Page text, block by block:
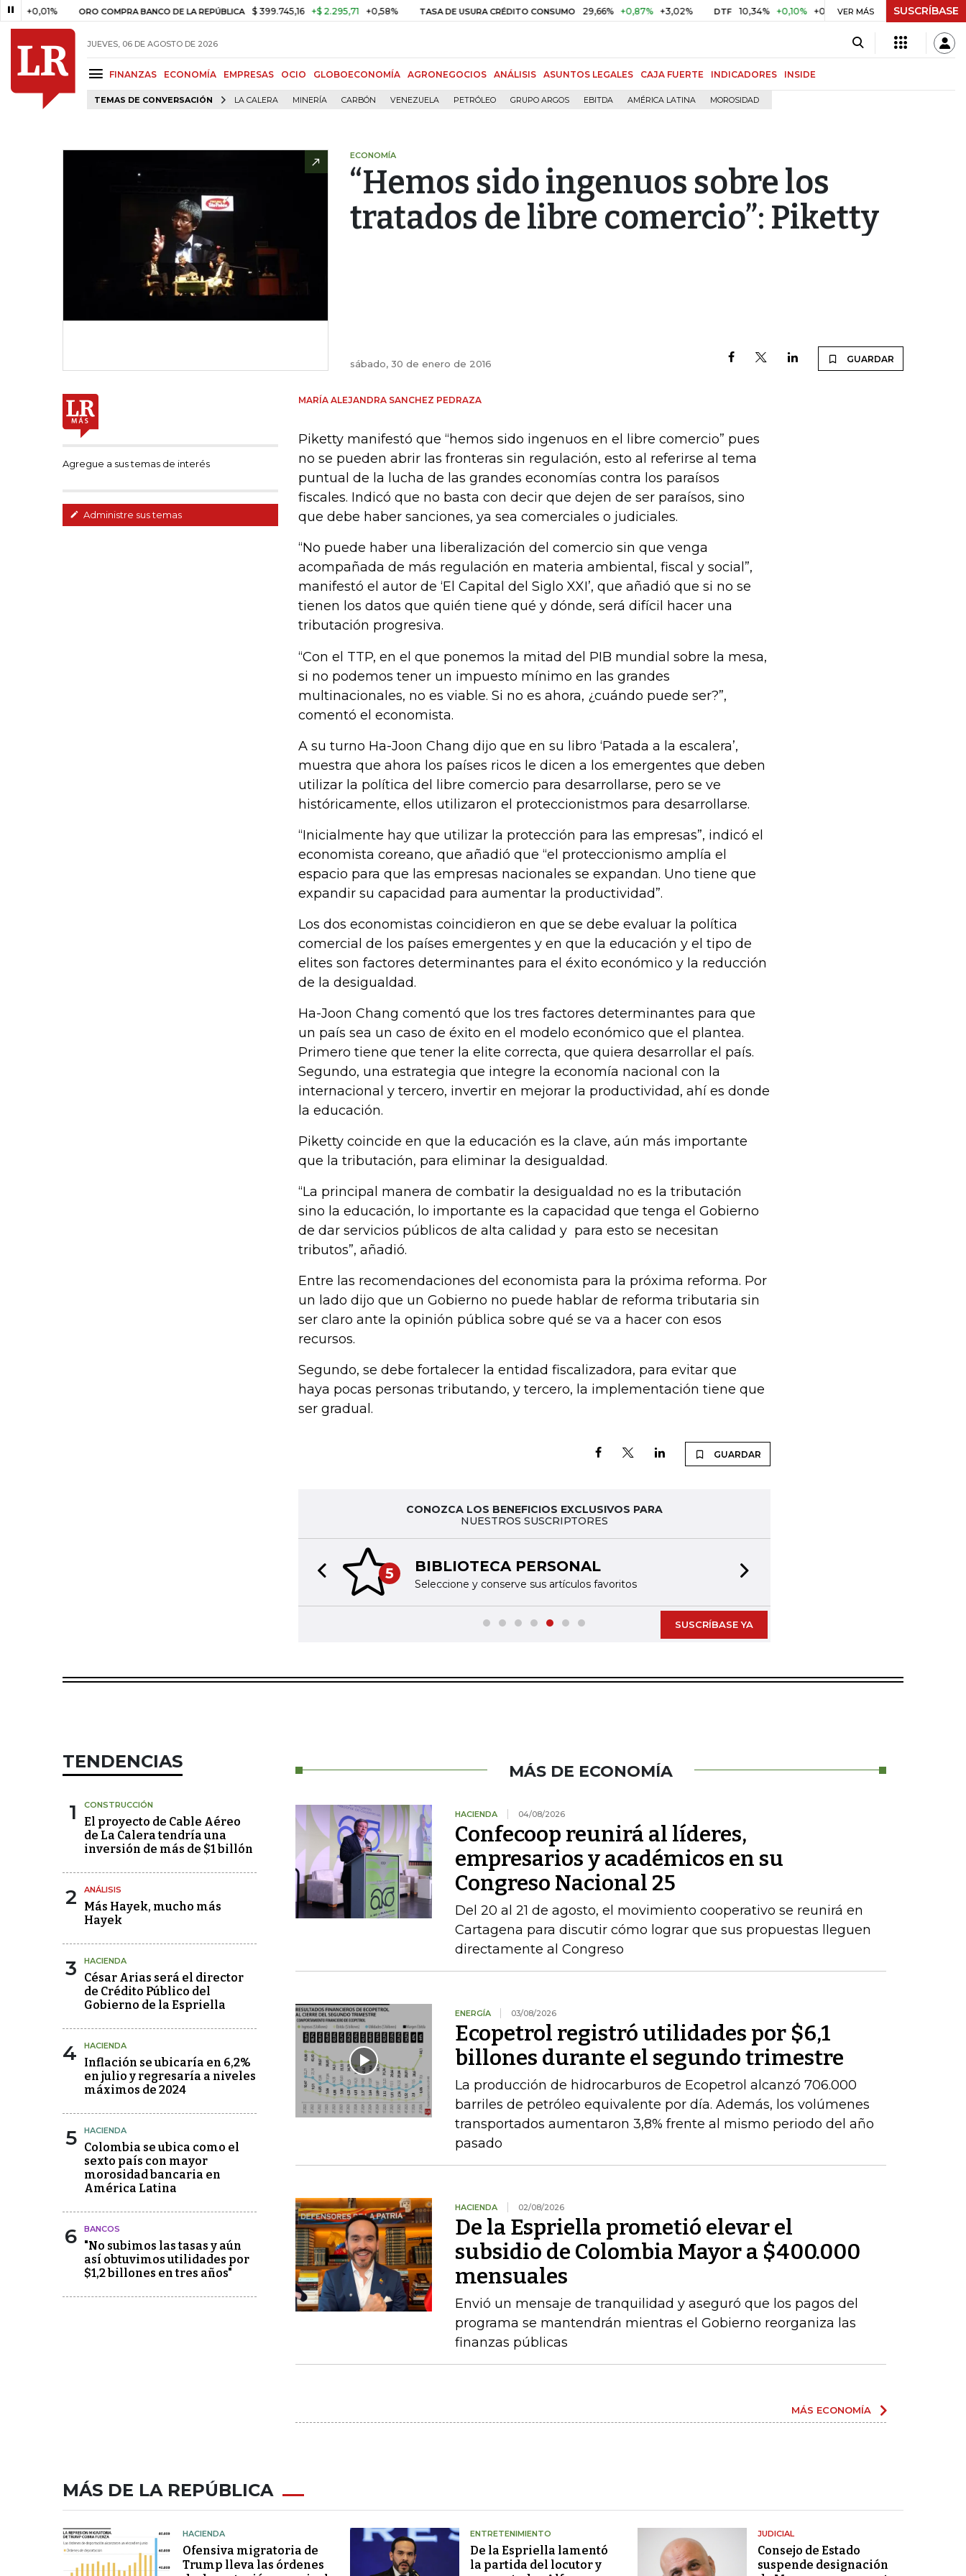
ORO COMPRA BANCO DE LA REPÚBLICA $ 399.745,16 +$ 2.295,71 +0,58% TASA DE USURA CRÉDITO CONSUMO 29,66% +0,87% +3,02% DTF 10,34% +0,10% +0,98% UVR $ 416,86 +$ 0,05 +0,01%
VER MÁS SUSCRÍBASE
JUEVES, 06 DE AGOSTO DE 2026
FINANZAS ECONOMÍA EMPRESAS OCIO GLOBOECONOMÍA AGRONEGOCIOS ANÁLISIS ASUNTOS LEGALES CAJA FUERTE INDICADORES INSIDE
TEMAS DE CONVERSACIÓN LA CALERA MINERÍA CARBÓN VENEZUELA PETRÓLEO GRUPO ARGOS EBITDA AMÉRICA LATINA MOROSIDAD
ECONOMÍA
“Hemos sido ingenuos sobre los
tratados de libre comercio”: Piketty
sábado, 30 de enero de 2016 GUARDAR
Agregue a sus temas de interés
Administre sus temas
MARÍA ALEJANDRA SANCHEZ PEDRAZA
Piketty manifestó que “hemos sido ingenuos en el libre comercio” pues
no se pueden abrir las fronteras sin regulación, esto al referirse al tema
puntual de la lucha de las grandes economías contra los paraísos
fiscales. Indicó que no basta con decir que dejen de ser paraísos, sino
que debe haber sanciones, ya sea comerciales o judiciales.
“No puede haber una liberalización del comercio sin que venga
acompañada de más regulación en materia ambiental, fiscal y social”,
manifestó el autor de ‘El Capital del Siglo XXI’, que añadió que si no se
tienen los datos que quién tiene qué y dónde, será difícil hacer una
tributación progresiva.
“Con el TTP, en el que ponemos la mitad del PIB mundial sobre la mesa,
si no podemos tener un impuesto mínimo en las grandes
multinacionales, no es viable. Si no es ahora, ¿cuándo puede ser?”,
comentó el economista.
A su turno Ha-Joon Chang dijo que en su libro ‘Patada a la escalera’,
muestra que ahora los países ricos le dicen a los emergentes que deben
utilizar la política del libre comercio para desarrollarse, pero se ve
históricamente, ellos utilizaron el proteccionistmos para desarrollarse.
“Inicialmente hay que utilizar la protección para las empresas”, indicó el
economista coreano, que añadió que “el proteccionismo amplía el
espacio para que las empresas nacionales se expandan. Uno tiene que
expandir su capacidad para aumentar la productividad”.
Los dos economistas coincidieron en que se debe evaluar la política
comercial de los países emergentes y en que la educación y el tipo de
elites son factores determinantes para el éxito económico y la reducción
de la desigualdad.
Ha-Joon Chang comentó que los tres factores determinantes para que
un país sea un caso de éxito en el modelo económico que el plantea.
Primero tiene que tener la elite correcta, que quiera desarrollar el país.
Segundo, una estrategia que integre la economía nacional con la
internacional y tercero, invertir en mejorar la productividad, ahí es donde
la educación.
Piketty coincide en que la educación es la clave, aún más importante
que la tributación, para eliminar la desigualdad.
“La principal manera de combatir la desigualdad no es la tributación
sino la educación, lo importante es la capacidad que tenga el Gobierno
de dar servicios públicos de alta calidad y para esto se necesitan
tributos”, añadió.
Entre las recomendaciones del economista para la próxima reforma. Por
un lado dijo que un Gobierno no puede hablar de reforma tributaria sin
ser claro ante la opinión pública sobre qué se va a hacer con esos
recursos.
Segundo, se debe fortalecer la entidad fiscalizadora, para evitar que
haya pocas personas tributando, y tercero, la implementación tiene que
ser gradual.
GUARDAR
CONOZCA LOS BENEFICIOS EXCLUSIVOS PARA
NUESTROS SUSCRIPTORES
5 BIBLIOTECA PERSONAL
Seleccione y conserve sus artículos favoritos
Previous slide
SUSCRÍBASE YA
TENDENCIAS
1 CONSTRUCCIÓN
El proyecto de Cable Aéreo
de La Calera tendría una
inversión de más de $1 billón
2 ANÁLISIS
Más Hayek, mucho más
Hayek
3 HACIENDA
César Arias será el director
de Crédito Público del
Gobierno de la Espriella
4 HACIENDA
Inflación se ubicaría en 6,2%
en julio y regresaría a niveles
máximos de 2024
5 HACIENDA
Colombia se ubica como el
sexto país con mayor
morosidad bancaria en
América Latina
6 BANCOS
"No subimos las tasas y aún
así obtuvimos utilidades por
$1,2 billones en tres años"
MÁS DE ECONOMÍA
HACIENDA 04/08/2026
Confecoop reunirá al líderes,
empresarios y académicos en su
Congreso Nacional 25
Del 20 al 21 de agosto, el movimiento cooperativo se reunirá en
Cartagena para discutir cómo lograr que sus propuestas lleguen
directamente al Congreso
ENERGÍA 03/08/2026
Ecopetrol registró utilidades por $6,1
billones durante el segundo trimestre
La producción de hidrocarburos de Ecopetrol alcanzó 706.000
barriles de petróleo equivalente por día. Además, los volúmenes
transportados aumentaron 3,8% frente al mismo periodo del año
pasado
HACIENDA 02/08/2026
De la Espriella prometió elevar el
subsidio de Colombia Mayor a $400.000
mensuales
Envió un mensaje de tranquilidad y aseguró que los pagos del
programa se mantendrán mientras el Gobierno reorganiza las
finanzas públicas
MÁS ECONOMÍA
MÁS DE LA REPÚBLICA
HACIENDA
Ofensiva migratoria de
Trump lleva las órdenes
ENTRETENIMIENTO
De la Espriella lamentó
la partida del locutor y
JUDICIAL
Consejo de Estado
suspende designación